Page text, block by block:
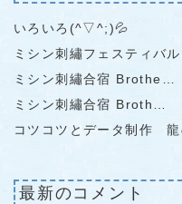
いろいろ(^▽^;)💦
ミシン刺繡フェスティバ
ミシン刺繡合宿 Brothe…
ミシン刺繡合宿 Broth…
コツコツとデータ制作 龍
最新のコメント